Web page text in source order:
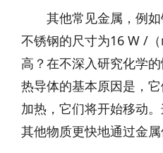
其他常见金属，例如
不锈钢的尺寸为16 W /
高？在不深入研究化学
热导体的基本原因是，
加热，它们将开始移动
其他物质更快地通过金属